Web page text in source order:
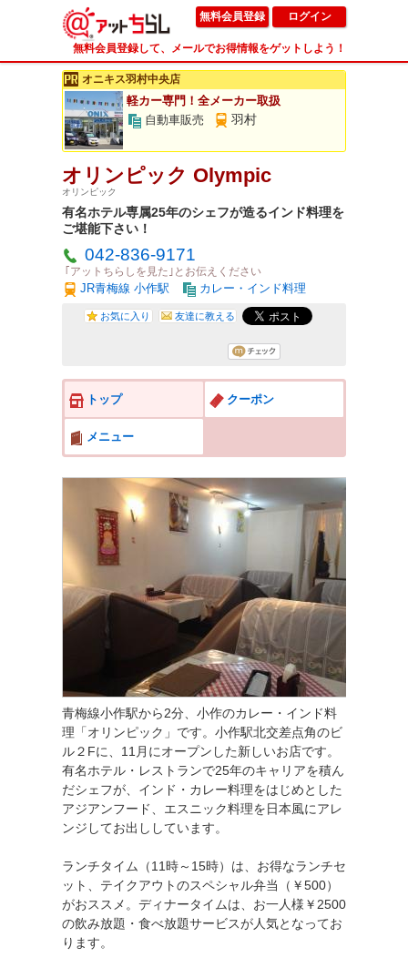
無料会員登録 ログイン
無料会員登録して、メールでお得情報をゲットしよう！
オニキス羽村中央店
軽カー専門！全メーカー取扱
自動車販売
羽村
オリンピック Olympic
オリンピック
有名ホテル専属25年のシェフが造るインド料理を
ご堪能下さい！
042-836-9171
｢アットちらしを見た｣とお伝えください
JR青梅線 小作駅 カレー・インド料理
お気に入り 友達に教える
トップ クーポン
メニュー
青梅線小作駅から2分、小作のカレー・インド料
理「オリンピック」です。小作駅北交差点角のビ
ル２Fに、11月にオープンした新しいお店です。
有名ホテル・レストランで25年のキャリアを積ん
だシェフが、インド・カレー料理をはじめとした
アジアンフード、エスニック料理を日本風にアレ
ンジしてお出ししています。
ランチタイム（11時～15時）は、お得なランチセ
ット、テイクアウトのスペシャル弁当（￥500）
がおススメ。ディナータイムは、お一人様￥2500
の飲み放題・食べ放題サービスが人気となってお
ります。